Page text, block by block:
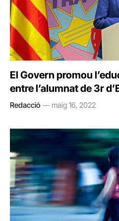
El Govern promou
entre l’alumnat de 3r
Redacció maig 16, 2022